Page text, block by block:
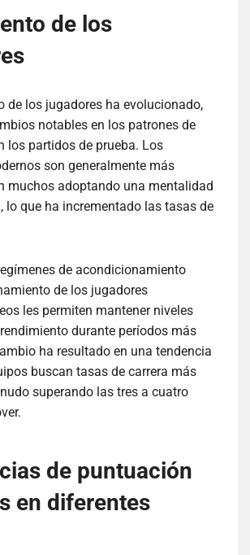
de los
de los jugadores ha evolucionado,
notables en los patrones de
los partidos de prueba. Los
son generalmente más
muchos adoptando una mentalidad
lo que ha incrementado las tasas de
de acondicionamiento
de los jugadores
les permiten mantener niveles
durante períodos más
ha resultado en una tendencia
buscan tasas de carrera más
superando las tres a cuatro
de puntuación
en diferentes